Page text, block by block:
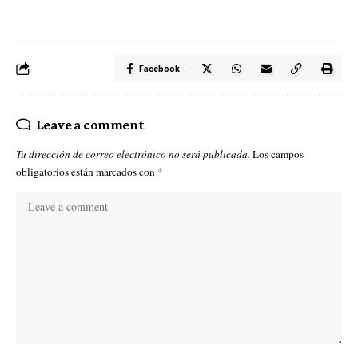
Facebook
Leave a comment
Tu dirección de correo electrónico no será publicada. Los campos
obligatorios están marcados con *